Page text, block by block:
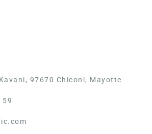
97670 Chiconi, Mayotte
59